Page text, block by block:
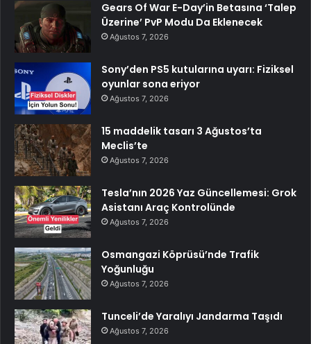
Gears Of War E-Day’in Betasına ‘Talep
Üzerine’ PvP Modu Da Eklenecek
Ağustos 7, 2026
Sony’den PS5 kutularına uyarı: Fiziksel
oyunlar sona eriyor
Ağustos 7, 2026
15 maddelik tasarı 3 Ağustos’ta
Meclis’te
Ağustos 7, 2026
Tesla’nın 2026 Yaz Güncellemesi: Grok
Asistanı Araç Kontrolünde
Ağustos 7, 2026
Osmangazi Köprüsü’nde Trafik
Yoğunluğu
Ağustos 7, 2026
Tunceli’de Yaralıyı Jandarma Taşıdı
Ağustos 7, 2026